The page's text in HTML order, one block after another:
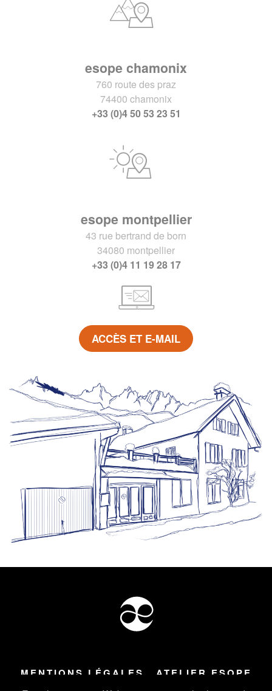
esope chamonix
760 route des praz
74400 chamonix
+33 (0)4 50 53 23 51
esope montpellier
43 rue bertrand de born
34080 montpellier
+33 (0)4 11 19 28 17
ACCÈS ET E-MAIL
MENTIONS LÉGALES ATELIER ESOPE